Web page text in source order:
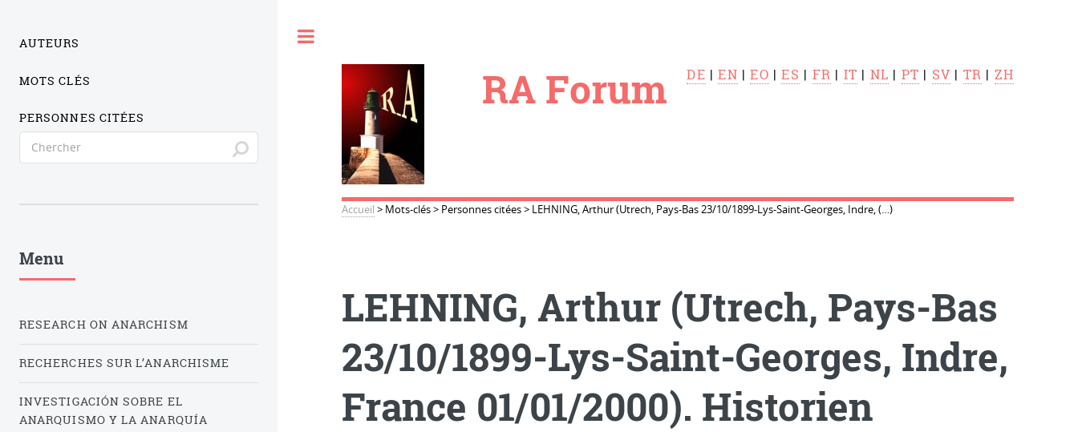
RA Forum DE |EN |EO |ES | FR | IT | NL | PT | SV | TR | ZH
Accueil > Mots-clés> Personnes citées> LEHNING, Arthur (Utrech, Pays-Bas 23/10/1899-Lys-Saint-Georges, Indre, (…)
LEHNING, Arthur (Utrech, Pays-Bas
23/10/1899-Lys-Saint-Georges, Indre,
France 01/01/2000). Historien
AUTEURS
MOTS CLÉS
PERSONNES CITÉES
Menu
RESEARCH ON ANARCHISM
RECHERCHES SUR L’ANARCHISME
INVESTIGACIÓN SOBRE EL
ANARQUISMO Y LA ANARQUÍA